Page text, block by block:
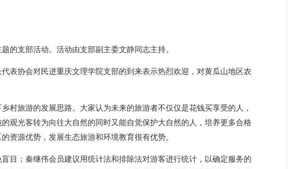
的支部活动。活动由支部副主委文静同志主持。
表协会对民进重庆文理学院支部的到来表示热烈欢迎，对黄瓜山地区农
村旅游的发展思路。大家认为未来的旅游者不仅仅是花钱买享受的人，
观光客转为向往大自然的同时又能自觉保护大自然的人，培养更多合格
资源优势，发展生态旅游和环境教育很有优势。
目；秦继伟会员建议用统计法和排除法对游客进行统计，以确定服务的